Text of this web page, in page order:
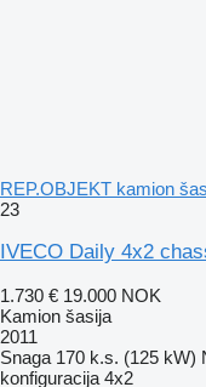
REP.OBJEKT kamion
23
IVECO Daily 4x2
1.730 € 19.000 NOK
Kamion šasija
2011
Snaga 170 k.s. (125 kW)
konfiguracija 4x2